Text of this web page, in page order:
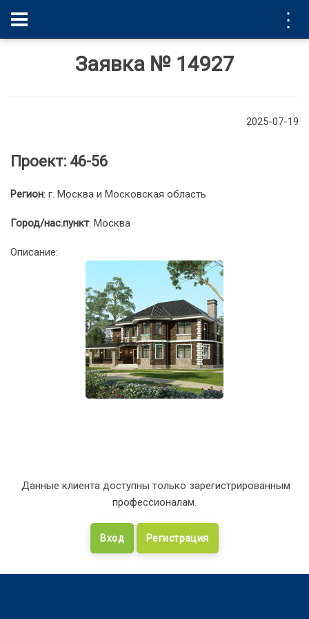
Заявка № 14927
2025-07-19
Проект: 46-56
Регион: г. Москва и Московская область
Город/нас.пункт: Москва
Описание:
Данные клиента доступны только зарегистрированным
профессионалам.
Вход Регистрация